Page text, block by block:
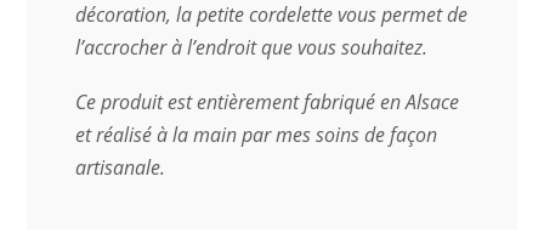
décoration, la petite cordelette vous permet de
l’accrocher à l’endroit que vous souhaitez.
Ce produit est entièrement fabriqué en Alsace
et réalisé à la main par mes soins de façon
artisanale.